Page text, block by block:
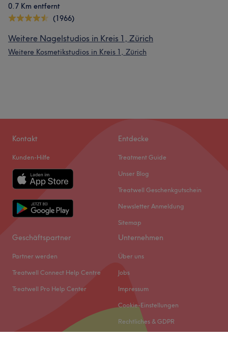
0.7 Km entfernt
(1966)
Weitere Nagelstudios in Kreis 1, Zürich
Weitere Kosmetikstudios in Kreis 1, Zürich
Kontakt
Kunden-Hilfe
Entdecke
Treatment Guide
Unser Blog
Treatwell Geschenkgutschein
Newsletter Anmeldung
Sitemap
Geschäftspartner
Partner werden
Treatwell Connect Help Centre
Treatwell Pro Help Center
Unternehmen
Über uns
Jobs
Impressum
Cookie-Einstellungen
Rechtliches & GDPR